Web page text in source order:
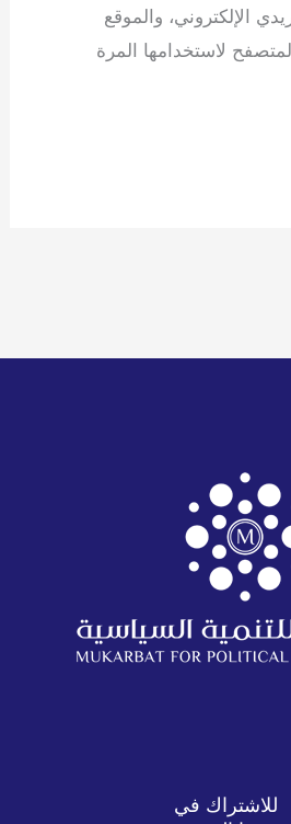
الإلكتروني، والموقع
لاستخدامها المرة
للاشتراك في